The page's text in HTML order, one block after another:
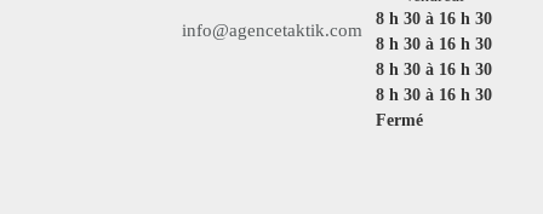
info@agencetaktik.com
8 h 30 à 16 h 30
8 h 30 à 16 h 30
8 h 30 à 16 h 30
8 h 30 à 16 h 30
Fermé